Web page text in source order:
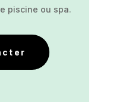
piscine ou spa.